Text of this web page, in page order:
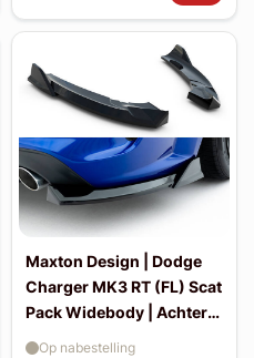
Maxton Design | Dodge
Charger MK3 RT (FL) Scat
Pack Widebody | Achter
splitters
Op nabestelling